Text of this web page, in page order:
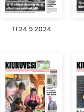
TI 24.9.2024